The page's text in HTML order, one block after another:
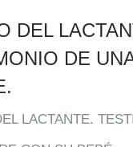
DEL
DE
LACTANTE.